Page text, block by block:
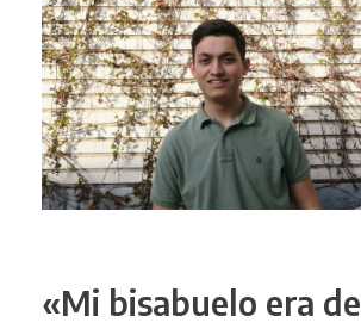
«Mi bisabuelo era de